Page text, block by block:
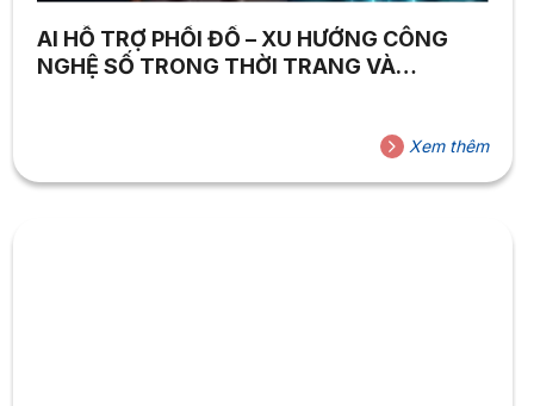
AI HỖ TRỢ PHỐI ĐỒ – XU HƯỚNG CÔNG
NGHỆ SỐ TRONG THỜI TRANG VÀ
Xem thêm